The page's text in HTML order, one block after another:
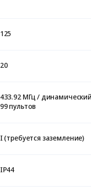
125
20
433.92 МГц /
99 пультов
I (требуется заземление)
IP44